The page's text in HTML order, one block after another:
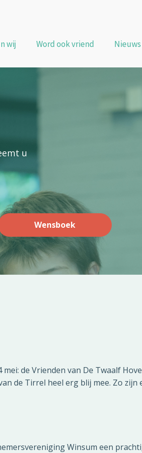
wij Word ook vriend
u
Wensboek
de Vrienden van De Twaalf
de Tirrel heel erg blij mee. Zo
Winsum een